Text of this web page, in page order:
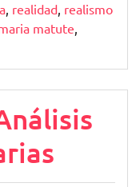
, realidad, realismo
matute,